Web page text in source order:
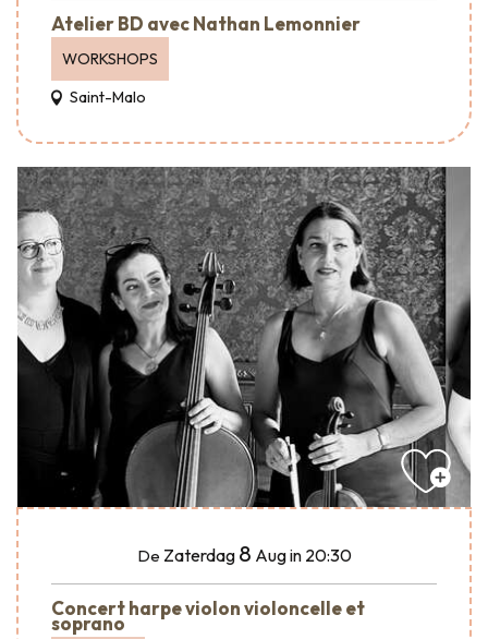
Atelier BD avec Nathan Lemonnier
WORKSHOPS
Saint-Malo
De Zaterdag 8 Augin 20:30
Concert harpe violon violoncelle et
soprano